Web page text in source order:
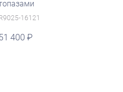
16121
400